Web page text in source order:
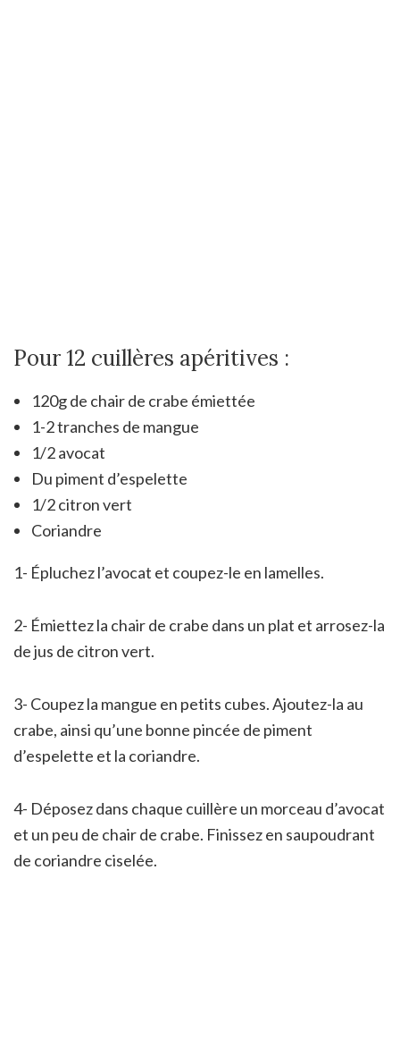
Pour 12 cuillères apéritives :
120g de chair de crabe émiettée
1-2 tranches de mangue
1/2 avocat
Du piment d’espelette
1/2 citron vert
Coriandre
1- Épluchez l’avocat et coupez-le en lamelles.
2- Émiettez la chair de crabe dans un plat et arrosez-la
de jus de citron vert.
3- Coupez la mangue en petits cubes. Ajoutez-la au
crabe, ainsi qu’une bonne pincée de piment
d’espelette et la coriandre.
4- Déposez dans chaque cuillère un morceau d’avocat
et un peu de chair de crabe. Finissez en saupoudrant
de coriandre ciselée.